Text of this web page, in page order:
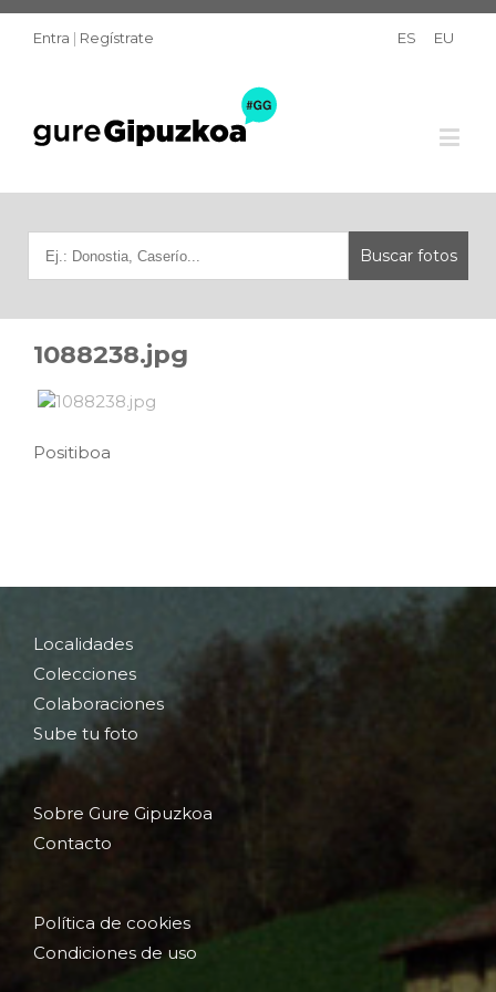
Entra | Regístrate ES EU
1088238.jpg
Positiboa
Localidades
Colecciones
Colaboraciones
Sube tu foto
Sobre Gure Gipuzkoa
Contacto
Política de cookies
Condiciones de uso